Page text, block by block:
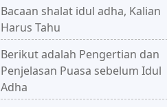
Bacaan shalat idul adha, Kalian
Harus Tahu
Berikut adalah Pengertian dan
Penjelasan Puasa sebelum Idul
Adha